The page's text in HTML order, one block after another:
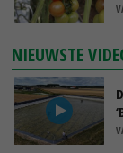
NIEUWSTE